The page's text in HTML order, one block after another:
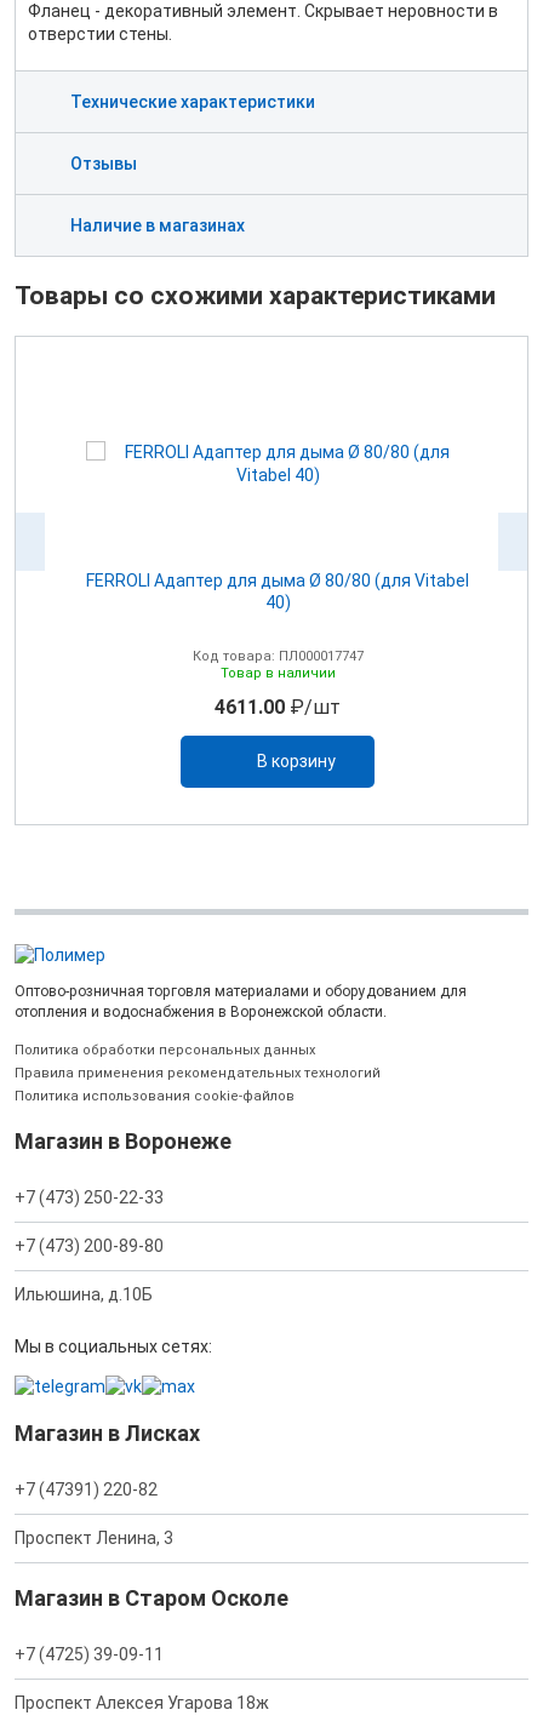
Фланец - декоративный элемент. Скрывает неровности в
отверстии стены.
Технические характеристики
Отзывы
Наличие в магазинах
Товары со схожими характеристиками
FERROLI Адаптер для дыма Ø 80/80 (для Vitabel
40)
Код товара: ПЛ000017747
Товар в наличии
4611.00 ₽/шт
В корзину
Оптово-розничная торговля материалами и оборудованием для
отопления и водоснабжения в Воронежской области.
Политика обработки персональных данных
Правила применения рекомендательных технологий
Политика использования cookie-файлов
Магазин в Воронеже
+7 (473) 250-22-33
+7 (473) 200-89-80
Ильюшина, д.10Б
Мы в социальных сетях:
Магазин в Лисках
+7 (47391) 220-82
Проспект Ленина, 3
Магазин в Старом Осколе
+7 (4725) 39-09-11
Проспект Алексея Угарова 18ж